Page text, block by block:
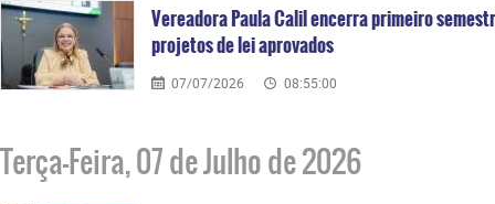
Vereadora Paula Calil encerra primeiro
projetos de lei aprovados
07/07/2026 08:55:00
Terça-Feira, 07 de Julho de 2026